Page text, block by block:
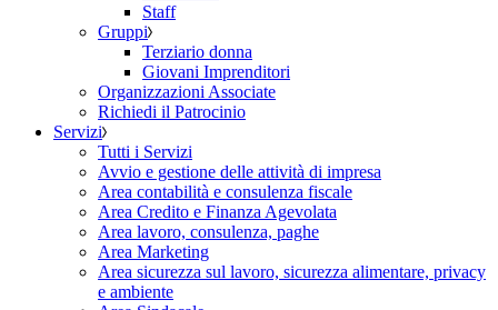
Staff
Gruppi
Terziario donna
Giovani Imprenditori
Organizzazioni Associate
Richiedi il Patrocinio
Servizi
Tutti i Servizi
Avvio e gestione delle attività di impresa
Area contabilità e consulenza fiscale
Area Credito e Finanza Agevolata
Area lavoro, consulenza, paghe
Area Marketing
Area sicurezza sul lavoro, sicurezza alimentare, privacy
e ambiente